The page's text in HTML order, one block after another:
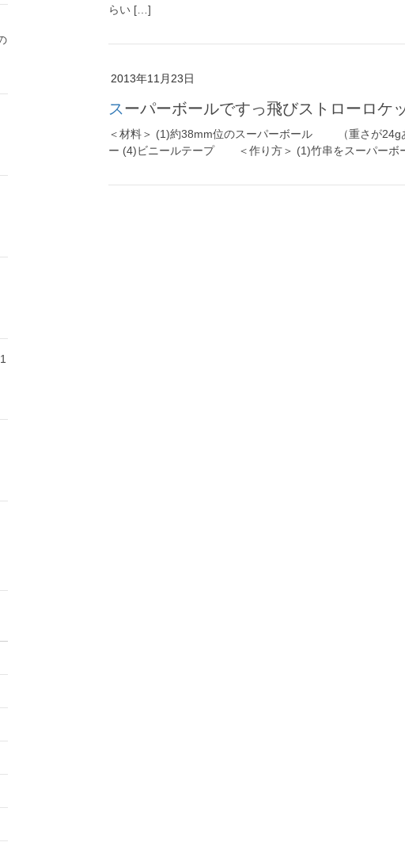
らい […]
2013年11月23日
スーパーボールですっ飛びストローロケ
＜材料＞ (1)約38mm位のスーパーボール （重さが24g
ー (4)ビニールテープ ＜作り方＞ (1)竹串をスーパーボ